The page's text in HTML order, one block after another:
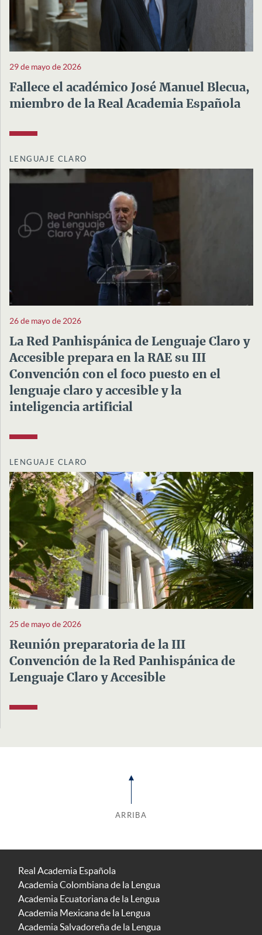
29 de mayo de 2026
Fallece el académico José Manuel Blecua,
miembro de la Real Academia Española
LENGUAJE CLARO
26 de mayo de 2026
La Red Panhispánica de Lenguaje Claro y
Accesible prepara en la RAE su III
Convención con el foco puesto en el
lenguaje claro y accesible y la
inteligencia artificial
LENGUAJE CLARO
25 de mayo de 2026
Reunión preparatoria de la III
Convención de la Red Panhispánica de
Lenguaje Claro y Accesible
ARRIBA
Real Academia Española
Academia Colombiana de la Lengua
Academia Ecuatoriana de la Lengua
Academia Mexicana de la Lengua
Academia Salvadoreña de la Lengua